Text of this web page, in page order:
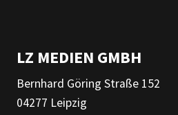
LZ MEDIEN GMBH
Bernhard Göring Straße 152
04277 Leipzig